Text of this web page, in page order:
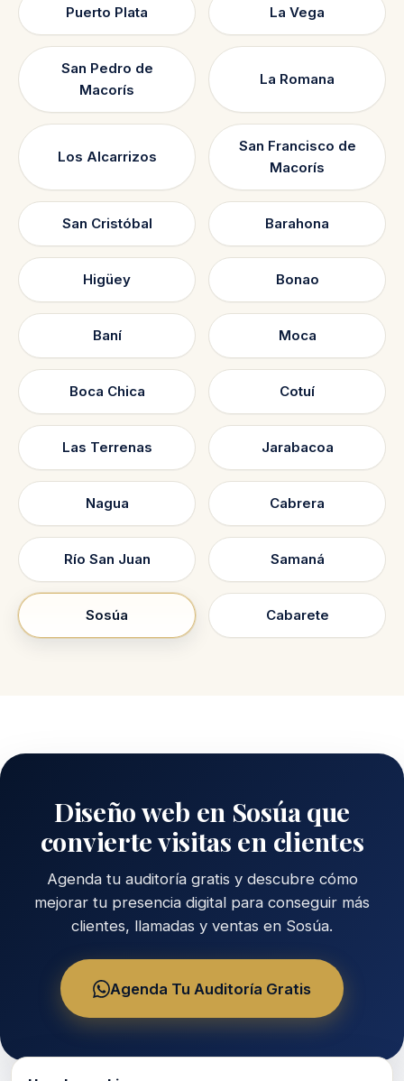
Puerto Plata La Vega
San Pedro de
Macorís
La Romana
Los Alcarrizos
San Francisco de
Macorís
San Cristóbal Barahona
Higüey Bonao
Baní Moca
Boca Chica Cotuí
Las Terrenas Jarabacoa
Nagua Cabrera
Río San Juan Samaná
Sosúa Cabarete
Diseño web en Sosúa que
convierte visitas en clientes
Agenda tu auditoría gratis y descubre cómo
mejorar tu presencia digital para conseguir más
clientes, llamadas y ventas en Sosúa.
Agenda Tu Auditoría Gratis